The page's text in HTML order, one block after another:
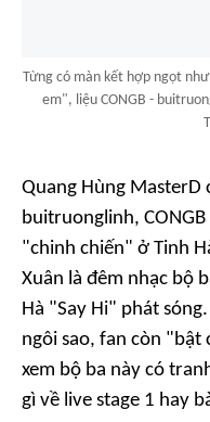
Từng có màn kết hợp ngọt
em", liệu CONGB -
Quang Hùng MasterD
buitruonglinh,
"chinh chiến" ở Tinh
Xuân là đêm nhạc bộ
Hà "Say Hi" phát
ngôi sao, fan còn
xem bộ ba này có
gì về live stage 1 hay